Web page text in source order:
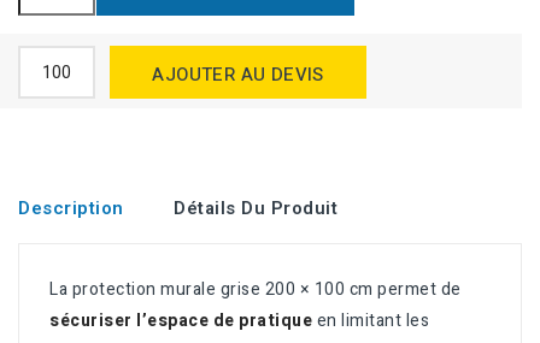
AJOUTER AU DEVIS
Description Détails Du Produit
La protection murale grise 200 × 100 cm permet de
sécuriser l’espace de pratiqueen limitant les